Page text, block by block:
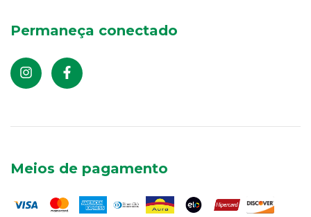
Permaneça conectado
Meios de pagamento